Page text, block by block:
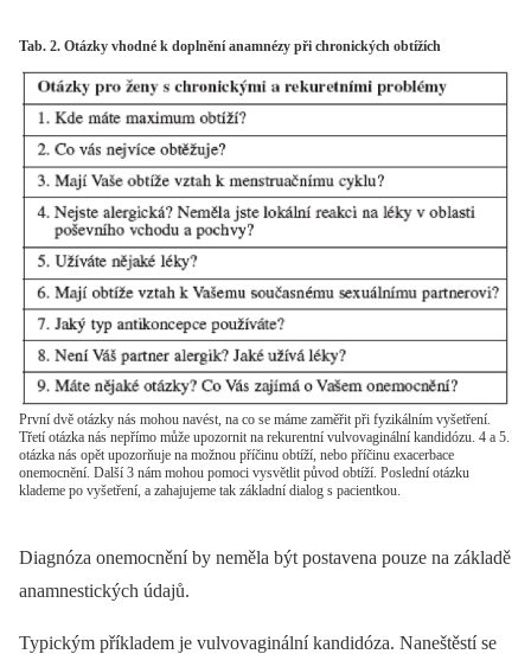
Tab. 2. Otázky vhodné k doplnění anamnézy při chronických obtížích
První dvě otázky nás mohou navést, na co se máme zaměřit při fyzikálním vyšetření.
Třetí otázka nás nepřímo může upozornit na rekurentní vulvovaginální kandidózu. 4 a 5.
otázka nás opět upozorňuje na možnou příčinu obtíží, nebo příčinu exacerbace
onemocnění. Další 3 nám mohou pomoci vysvětlit původ obtíží. Poslední otázku
klademe po vyšetření, a zahajujeme tak základní dialog s pacientkou.
Diagnóza onemocnění by neměla být postavena pouze na základě
anamnestických údajů.
Typickým příkladem je vulvovaginální kandidóza. Naneštěstí se